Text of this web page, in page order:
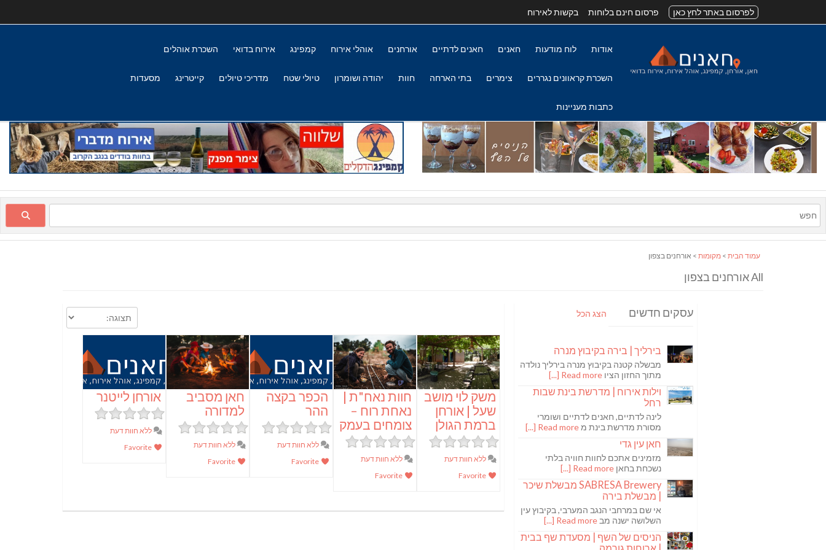
לפרסום באתר לחץ כאן פרסום חינם בלוחות בקשות לאירוח
אודות לוח מודעות חאנים חאנים לדתיים אורחנים אוהלי אירוח קמפינג אירוח בדואי השכרת אוהלים
השכרת קראוונים נגררים צימרים בתי הארחה חוות יהודה ושומרון טיולי שטח מדריכי טיולים קייטרינג מסעדות
כתבות מעניינות
עמוד הבית > מקומות > אורחנים בצפון
All אורחנים בצפון
משק לוי מושב
שעל | אורחן
ברמת הגולן
ללא חוות דעת
חוות נאח"ת |
נאחת רוח –
צומחים בעמק
ללא חוות דעת
הכפר בקצה
ההר
ללא חוות דעת
חאן מסביב
למדורה
ללא חוות דעת
אורחן לייטנר
ללא חוות דעת
עסקים חדשים הצג הכל
בירליך | בירה בקיבוץ מנרה
מבשלה קטנה בקיבוץ מנרה בירליך נולדה
מתוך החזון הציו Read more [...]
וילות אירוח | מדרשת בינת שבות
רחל
לינה לדתיים, חאנים לדתיים ושומרי
מסורת מדרשת בינת מRead more [...]
חאן עין גדי
מזמינים אתכם לחוות חוויה בלתי
נשכחת בחאן Read more [...]
SABRESA Brewery מבשלת שיכר
| מבשלת בירה
אי שם במרחבי הנגב המערבי, בקיבוץ עין
השלושה ישנה מב Read more [...]
הניסים של השף | מסעדת שף בבית